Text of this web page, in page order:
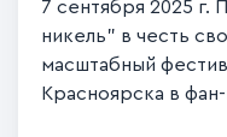
7 сентября 2025
никель" в честь
масштабный
Красноярска в